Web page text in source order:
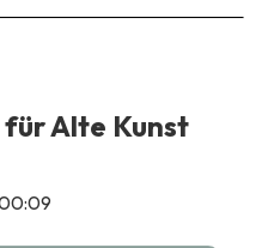
für Alte Kunst